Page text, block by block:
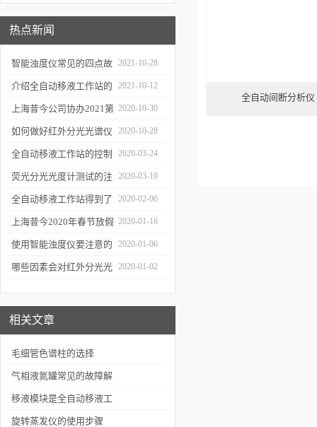
热点新闻
智能浊度仪常见的四点故
障
2021-10-28
介绍全自动移液工作站的
三种移液方式
2021-10-12
上海昔今公司协办2021第
二届上海沪助科研圈发展
年会
2020-10-30
如何做好红外分光光谱仪
的防潮工作
2020-10-28
全自动移液工作站的控制
软件有哪些特点
2020-03-24
荧光分光光度计测试的注
意事项有哪些
2020-03-19
全自动移液工作站得到了
广泛的应用
2020-02-06
上海昔今2020年春节放假
通知
2020-01-16
使用智能浊度仪要注意的
几个要点
2020-01-06
哪些因素会对红外分光光 2020-01-02
相关文章
毛细管色谱柱的选择
气相液氮罐常见的故障解
决方法有哪些
移液模块是全自动移液工
作站的核心
旋转蒸发仪的使用步骤
全自动间断分析仪